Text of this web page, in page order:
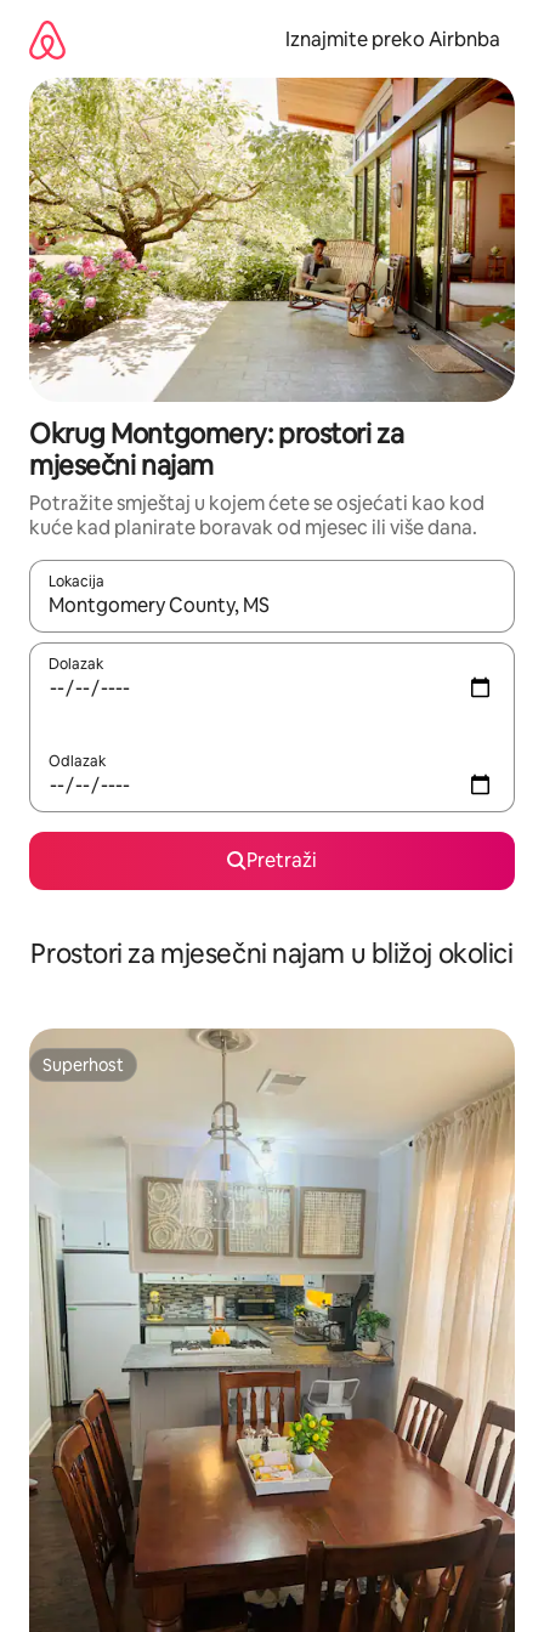
sadržaj
Iznajmite preko Airbnba
Okrug Montgomery: prostori za
mjesečni najam
Potražite smještaj u kojem ćete se osjećati kao kod
kuće kad planirate boravak od mjesec ili više dana.
Lokacija
Kada budu dostupni rezultati, moći ćete ih pregledati
Dolazak
Odlazak
Pretraži
Prostori za mjesečni najam u bližoj okolici
Superhost
Superhost